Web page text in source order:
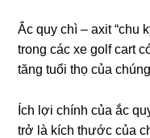
Ắc quy chì – axit “chu
trong các xe golf cart
tăng tuổi thọ của
Ích lợi chính của ắc
trở là kích thước của